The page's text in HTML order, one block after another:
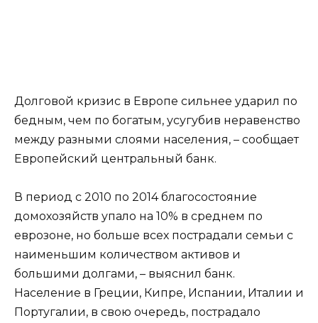
Долговой кризис в Европе сильнее ударил по
бедным, чем по богатым, усугубив неравенство
между разными слоями населения, – сообщает
Европейский центральный банк.
В период с 2010 по 2014 благосостояние
домохозяйств упало на 10% в среднем по
еврозоне, но больше всех пострадали семьи с
наименьшим количеством активов и
большими долгами, – выяснил банк.
Население в Греции, Кипре, Испании, Италии и
Португалии, в свою очередь, пострадало